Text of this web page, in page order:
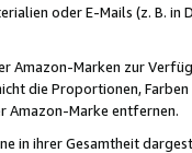
oder E-Mails (z. B. in
Amazon-Marken zur
die Proportionen,
Amazon-Marke entfernen.
in ihrer Gesamtheit